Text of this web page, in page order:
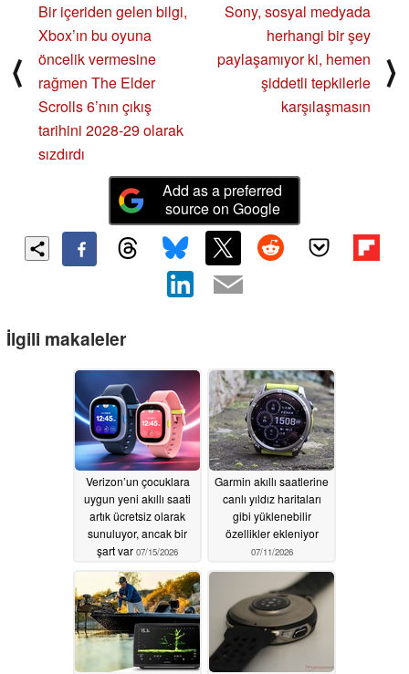
⟨
Bir içeriden gelen bilgi,
Xbox’ın bu oyuna
öncelik vermesine
rağmen The Elder
Scrolls 6’nın çıkış
tarihini 2028-29 olarak
sızdırdı
Sony, sosyal medyada
herhangi bir şey
paylaşamıyor ki, hemen
şiddetli tepkilerle
karşılaşmasın
⟩
Add as a preferred
source on Google
İlgili makaleler
Verizon’un çocuklara
uygun yeni akıllı saati
artık ücretsiz olarak
sunuluyor, ancak bir
şart var 07/15/2026
Garmin akıllı saatlerine
canlı yıldız haritaları
gibi yüklenebilir
özellikler ekleniyor
07/11/2026